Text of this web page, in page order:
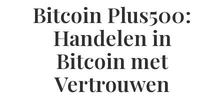
Bitcoin Plus500:
Handelen in
Bitcoin met
Vertrouwen